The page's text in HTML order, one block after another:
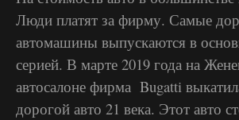
Люди платят за фирму. Самые
автомашины выпускаются в
серией. В марте 2019 года на
автосалоне фирма Bugatti
дорогой авто 21 века. Этот авто